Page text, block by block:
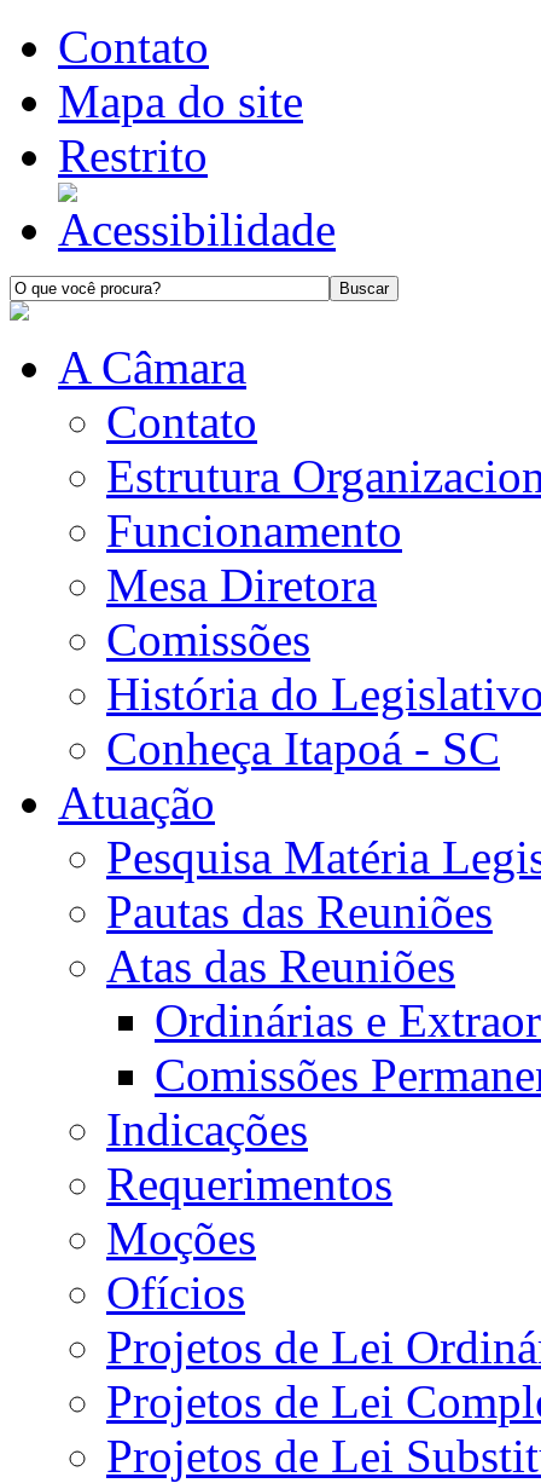
Contato
Mapa do site
Restrito
A Câmara
Contato
Estrutura
Funcionamento
Mesa Diretora
Comissões
História do
Conheça Itapoá - SC
Atuação
Pesquisa Matéria
Pautas das Reuniões
Atas das Reuniões
Ordinárias e
Comissões
Indicações
Requerimentos
Moções
Ofícios
Projetos de Lei
Projetos de Lei
Projetos de Lei